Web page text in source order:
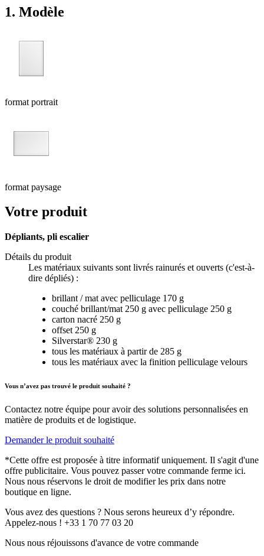
1. Modèle
format portrait
format paysage
Votre produit
Dépliants, pli escalier
Détails du produit
Les matériaux suivants sont livrés rainurés et ouverts (c'est-à-
dire dépliés) :
brillant / mat avec pelliculage 170 g
couché brillant/mat 250 g avec pelliculage 250 g
carton nacré 250 g
offset 250 g
Silverstar® 230 g
tous les matériaux à partir de 285 g
tous les matériaux avec la finition pelliculage velours
Vous n’avez pas trouvé le produit souhaité ?
Contactez notre équipe pour avoir des solutions personnalisées en
matière de produits et de logistique.
Demander le produit souhaité
*Cette offre est proposée à titre informatif uniquement. Il s'agit d'une
offre publicitaire. Vous pouvez passer votre commande ferme ici.
Nous nous réservons le droit de modifier les prix dans notre
boutique en ligne.
Vous avez des questions ? Nous serons heureux d’y répondre.
Appelez-nous ! +33 1 70 77 03 20
Nous nous réjouissons d'avance de votre commande